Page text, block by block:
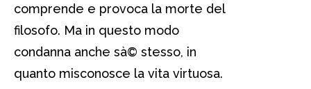
comprende e provoca la morte del
filosofo. Ma in questo modo
condanna anche sà© stesso, in
quanto misconosce la vita virtuosa.